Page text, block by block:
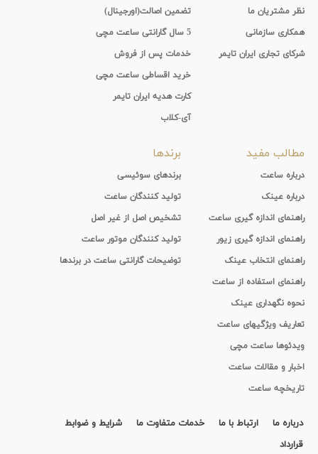
نظر مشتریان ما
همکاری سازمانی
شرکای تجاری ایران تایمر
تضمین اصالت(اورجینال)
5 سال گارانتی ساعت مچی
خدمات پس از فروش
خرید اقساطی ساعت مچی
کارت هدیه ایران تایمر
آی-کلاب
مطالب مفید
درباره ساعت
درباره عینک
راهنمای اندازه گیری ساعت
راهنمای اندازه گیری زیور
راهنمای انتخاب عینک
راهنمای استفاده از ساعت
نحوه نگهداری عینک
تعاریف ویژگیهای ساعت
ویدئوها ساعت مچی
اخبار و مقالات ساعت
تاریخچه ساعت
برندها
برندهای سوئیسی
تولید کنندگان ساعت
تشخیص اصل از غیر اصل
تولید کنندگان موتور ساعت
توضیحات گارانتی ساعت در برندها
درباره ما ارتباط با ما خدمات متفاوت ما
شرایط و ضوابط
قرارداد